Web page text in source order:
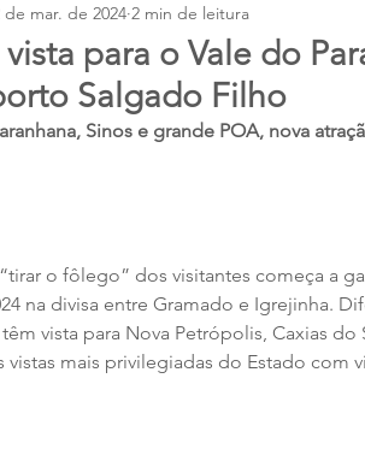
vista para o Vale do
Salgado Filho
de mar. de 2024 2 min de leitura
Sinos e grande POA, nova
o fôlego” dos visitantes começa a
na divisa entre Gramado e Igrejinha.
vista para Nova Petrópolis, Caxias
mais privilegiadas do Estado com